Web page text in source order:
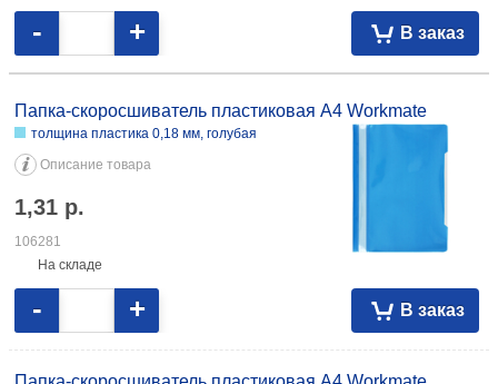
В заказ
- +
Папка-скоросшиватель пластиковая А4 Workmate
толщина пластика 0,18 мм, голубая
Описание товара
1,31 р.
106281
На складе
В заказ
- +